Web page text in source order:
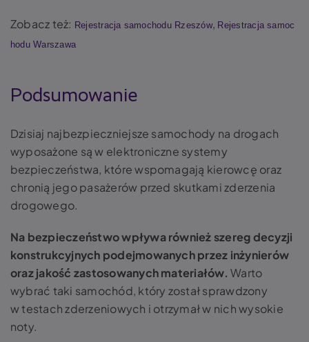
Zobacz też: Rejestracja samochodu Rzeszów, Rejestracja samoc
hodu Warszawa
Podsumowanie
Dzisiaj najbezpieczniejsze samochody na drogach
wyposażone są w elektroniczne systemy
bezpieczeństwa, które wspomagają kierowcę oraz
chronią jego pasażerów przed skutkami zderzenia
drogowego.
Na bezpieczeństwo wpływa również szereg decyzji
konstrukcyjnych podejmowanych przez inżynierów
oraz jakość zastosowanych materiałów. Warto
wybrać taki samochód, który został sprawdzony
w testach zderzeniowych i otrzymał w nich wysokie
noty.